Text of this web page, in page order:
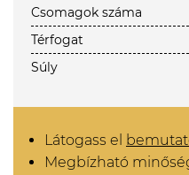
Csomagok száma
Térfogat
Súly
Látogass el
Megbízható